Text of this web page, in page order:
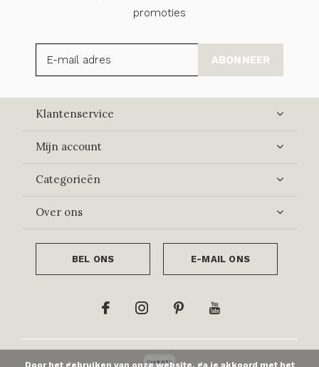
promoties
ABONNEER
Klantenservice
Mijn account
Categorieën
Over ons
BEL ONS E-MAIL ONS
Door het gebruiken van onze website, ga je akkoord met het